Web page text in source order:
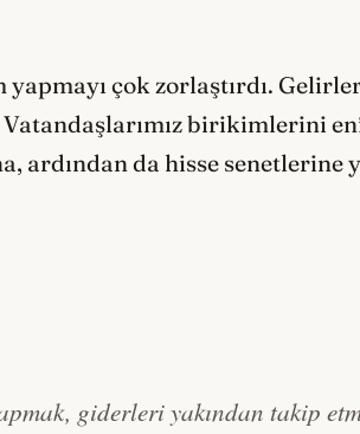
çok zorlaştırdı.
birikimlerini
ardından da hisse senetlerine
giderleri yakından takip